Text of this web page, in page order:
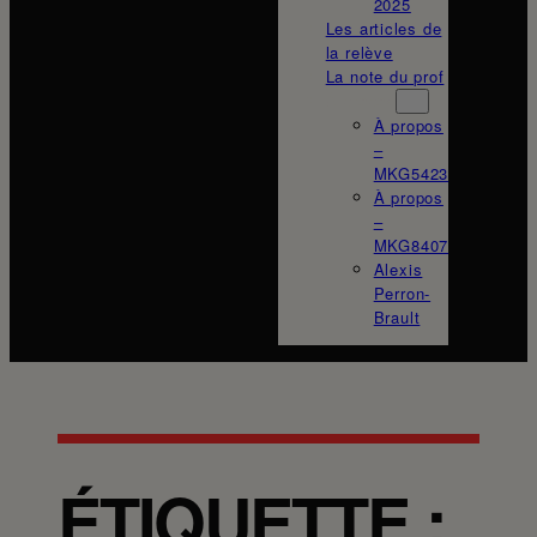
Les articles de
la relève
La note du prof
À propos
–
MKG5423
À propos
–
MKG8407
Alexis
Perron-
Brault